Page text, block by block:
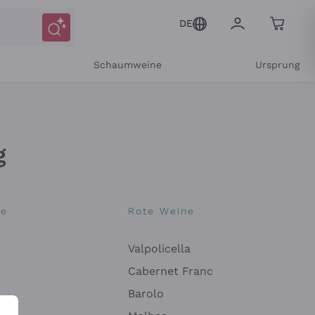
DE
Schaumweine Ursprung
Rote Weine
Valpolicella
Cabernet Franc
Barolo
und personalisierten Angeboten